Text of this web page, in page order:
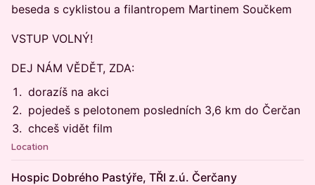
beseda s cyklistou a filantropem Martinem Součkem
VSTUP VOLNÝ!
DEJ NÁM VĚDĚT, ZDA:
dorazíš na akci
pojedeš s pelotonem posledních 3,6 km do Čerčan
chceš vidět film
Location
Hospic Dobrého Pastýře, TŘI z.ú. Čerčany